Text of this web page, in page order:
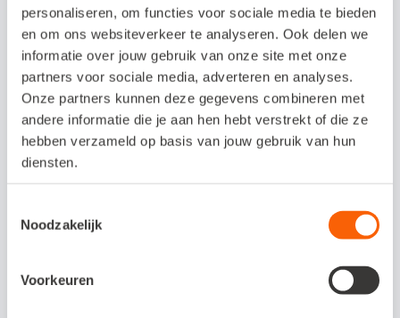
personaliseren, om functies voor sociale media te bieden
en om ons websiteverkeer te analyseren. Ook delen we
informatie over jouw gebruik van onze site met onze
partners voor sociale media, adverteren en analyses.
Onze partners kunnen deze gegevens combineren met
andere informatie die je aan hen hebt verstrekt of die ze
hebben verzameld op basis van jouw gebruik van hun
diensten.
Noodzakelijk
Voorkeuren
bij het tankstation toen je onderweg was
naar een klant. Of die laptop die je hebt
aangeschaft maar voor 50 procent ook
privé wordt gebruikt? Scan daarom
zakelijke bonnen direct in. Bonnen waar je
over twijfelt houd je apart en bewaar je
voor je accountant. In ditbloglees je meer
over inkopen die je mag aftrekken van je